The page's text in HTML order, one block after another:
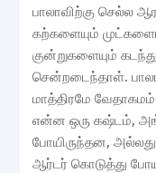
பாலாவிற்கு செல்ல
கற்களையும்
குன்றுகளையும்
சென்றடைந்தாள்.
மாத்திரமே
என்ன ஒரு கஷ்டம்,
போயிருந்தன,
ஆர்டர் கொடுத்து